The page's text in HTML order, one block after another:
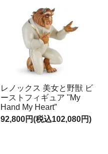
レノックス 美女と野獣 ビ
ーストフィギュア ''My
Hand My Heart”
92,800円(税込102,080円)